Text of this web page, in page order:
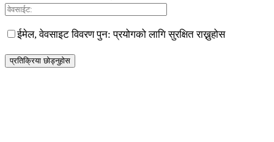
ईमेल, वेवसाइट विवरण पुन: प्रयोगको लागि सुरक्षित राख्नुहोस